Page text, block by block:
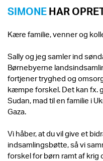
SIMONEHAR
Kære familie, venner og
Sally og jeg samler ind
Børnebyerne
fortjener tryghed og
kæmpe forskel. Det kan fx.
Sudan, mad til en familie i
Gaza.
Vi håber, at du vil give et
indsamlingsbøtte, så vi
forskel for børn ramt af krig